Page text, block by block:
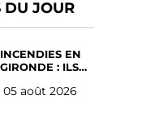
DU JOUR
INCENDIES EN
GIRONDE : ILS
D’ABANDONNER
05 août 2026